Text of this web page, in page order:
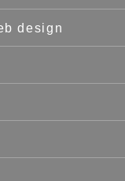
design